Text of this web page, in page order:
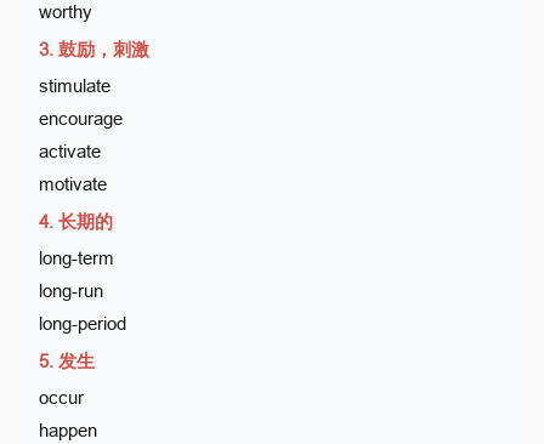
worthy
3. 鼓励，刺激
stimulate
encourage
activate
motivate
4. 长期的
long-term
long-run
long-period
5. 发生
occur
happen